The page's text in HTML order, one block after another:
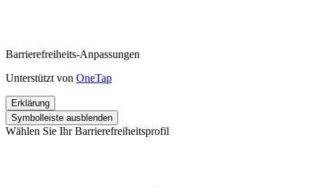
Barrierefreiheits-Anpassungen
Unterstützt von OneTap
Erklärung
Symbolleiste ausblenden
Wählen Sie Ihr Barrierefreiheitsprofil